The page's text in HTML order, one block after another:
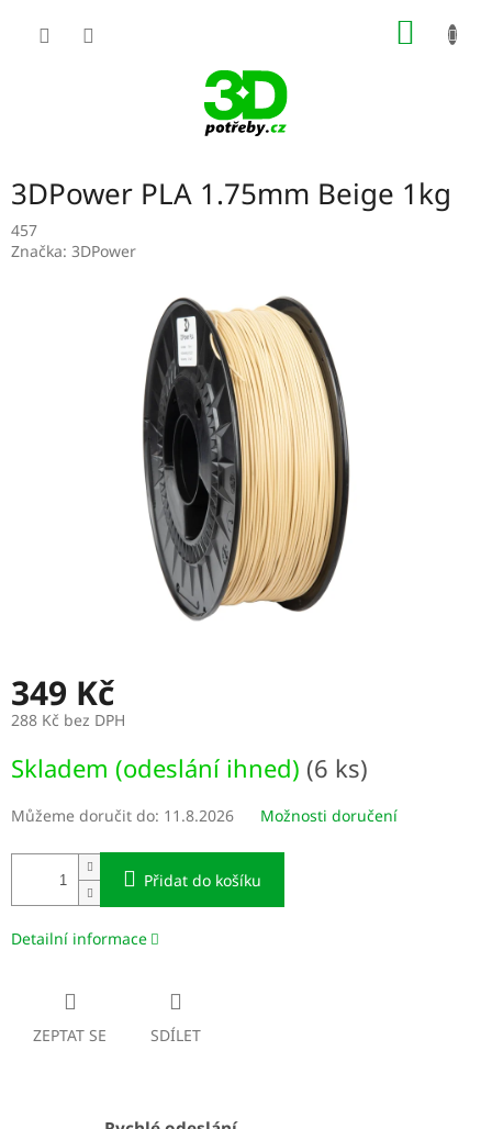
3DPower PLA 1.75mm Beige 1kg
457
Značka: 3DPower
349 Kč
288 Kč bez DPH
cena:
Skladem (odeslání ihned) (6 ks)
Můžeme doručit do: 11.8.2026 Možnosti doručení
Přidat do košíku
Detailní informace
ZEPTAT SE SDÍLET